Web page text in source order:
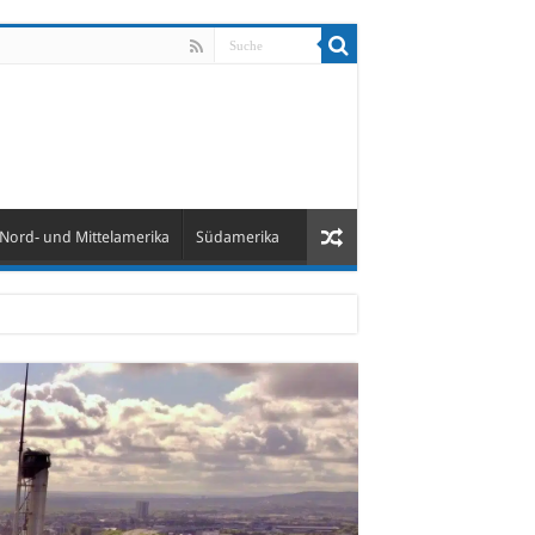
und Mittelamerika Südamerika